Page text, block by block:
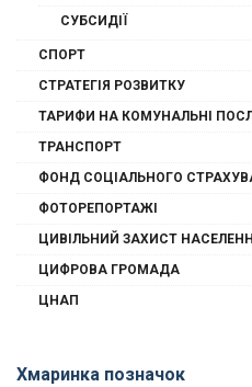
СУБСИДІЇ
СПОРТ
СТРАТЕГІЯ РОЗВИТКУ
ТАРИФИ НА КОМУНАЛЬНІ
ТРАНСПОРТ
ФОНД СОЦІАЛЬНОГО
ФОТОРЕПОРТАЖІ
ЦИВІЛЬНИЙ ЗАХИСТ
ЦИФРОВА ГРОМАДА
ЦНАП
Хмаринка позначок